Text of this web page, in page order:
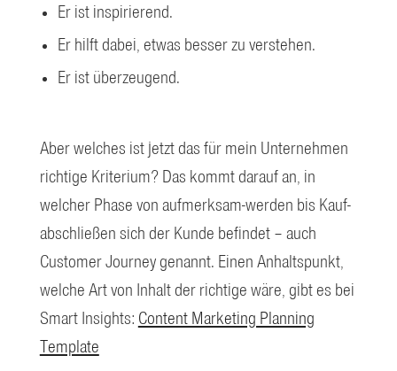
Er ist inspirierend.
Er hilft dabei, etwas besser zu verstehen.
Er ist überzeugend.
Aber welches ist jetzt das für mein Unternehmen
richtige Kriterium? Das kommt darauf an, in
welcher Phase von aufmerksam-werden bis Kauf-
abschließen sich der Kunde befindet – auch
Customer Journey genannt. Einen Anhaltspunkt,
welche Art von Inhalt der richtige wäre, gibt es bei
Smart Insights: Content Marketing Planning
Template